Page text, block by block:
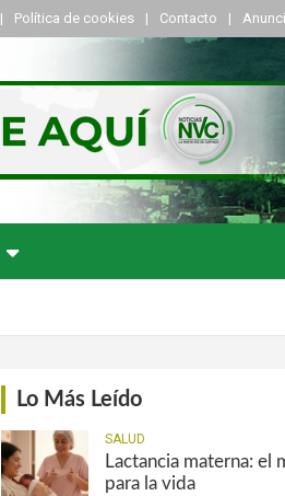
Política de cookies Contacto
Lo Más Leído
SALUD
Lactancia materna: el
para la vida